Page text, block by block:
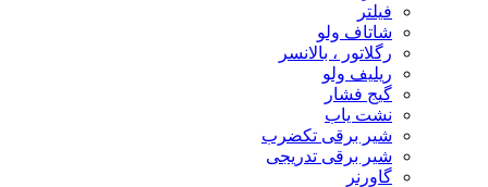
فیلتر
شاتاف ولو
رگلاتور ، بالانسر
ریلیف ولو
گیج فشار
نشت یاب
شیر برقی تکضرب
شیر برقی تدریجی
گاورنر